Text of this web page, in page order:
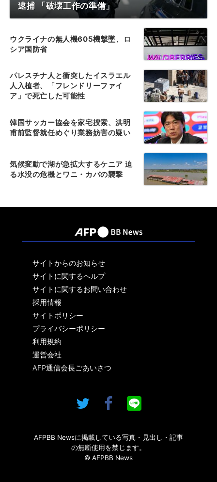
逮捕 「破壊工作の準備」
ウクライナの無人機605機撃墜、ロ
シア国防省
パレスチナ人と衝突したイスラエル
人入植者、「フレンドリーファイ
ア」で死亡した可能性
韓国サッカー協会を家宅捜索、洪明
甫前監督就任めぐり業務妨害の疑い
気候変動で湖が急拡大するケニア 迫
る水没の危機とワニ・カバの襲撃
サイトからのお知らせ
サイトに関するヘルプ
サイトに関するお問い合わせ
採用情報
サイトポリシー
プライバシーポリシー
利用規約
運営会社
AFP通信会長ごあいさつ
AFPBB Newsに掲載している写真・見出し・記事
の無断使用を禁じます。
© AFPBB News